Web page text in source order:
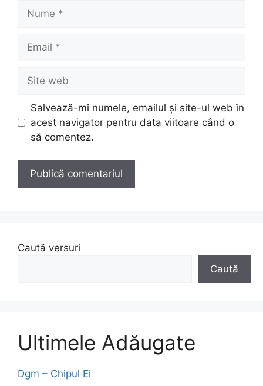
Nume
Email
Site
web
Salvează-mi numele, emailul și site-ul web în
acest navigator pentru data viitoare când o
să comentez.
Caută versuri
Caută
Ultimele Adăugate
Dgm – Chipul Ei